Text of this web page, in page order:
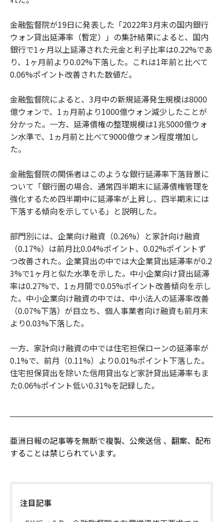
金融監督院が19日に発表した「2022年3月末の国内銀行
ウォン貸出延滞率（暫定）」の集計結果によると、国内
銀行で1ヶ月以上延滞された元金と利子比率は0.22%であ
り、1ヶ月前より0.02%下落した。これは1年前と比べて
0.06%ポイント改善された数値だ。
金融監督院によると、3月中の新規延滞発生規模は8000
億ウォンで、1ヵ月前より1000億ウォン減少したことが
分かった。一方、延滞債権の整理規模は1兆5000億ウォ
ン水準で、1ヵ月前と比べて9000億ウォン程度増加し
た。
金融監督院の関係者はこのような銀行延滞率下落背景に
ついて「銀行圏の場合、通常四半期末に延滞債権管理を
強化するため四半期中に延滞率が上昇し、四半期末には
下落する傾向を示している」と説明した。
部門別には、企業向け融資（0.26%）と家計向け融資
（0.17%）は前月比0.04%ポイント、0.02%ポイントず
つ改善された。企業貸出の中では大企業貸出延滞率が0.2
3%で1ヶ月と似た水準を示した。中小企業向け貸出延滞
率は0.27%で、1ヵ月間で0.05%ポイント改善傾向を示し
た。中小企業向け融資の中では、中小法人の延滞率改善
（0.07%下落）が目立ち、個人事業者向け融資も前月末
より0.03%下落した。
一方、家計向け融資の中では住宅担保ローンの延滞率が
0.1%で、前月（0.11%）より0.01%ポイント下落した。
住宅担保貸出を除いた信用貸出など家計貸出延滞率もま
た0.06%ポイント低い0.31%を記録した。
亜洲日報の記事等を無断で複製、公衆送信 、翻案、配布
することは禁じられています。
注目記事